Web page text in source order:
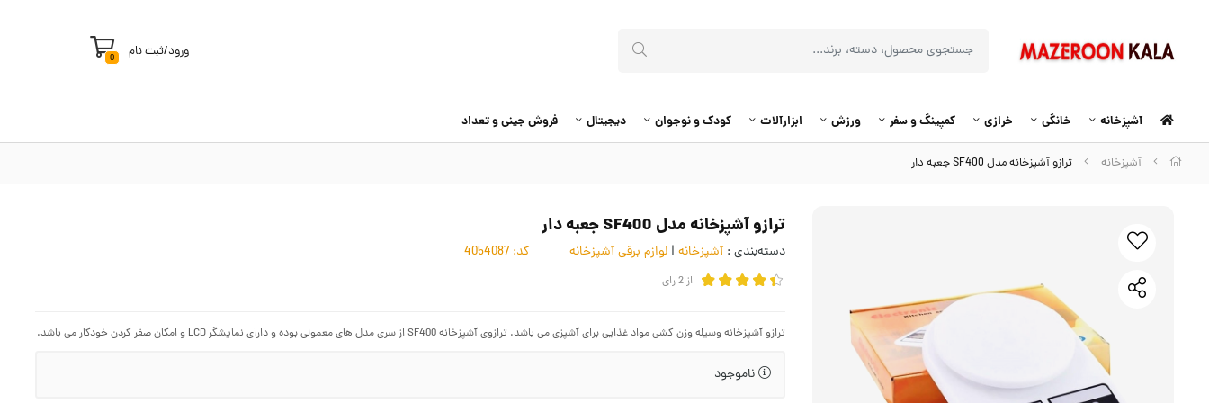
ورود/ثبت نام 0
آشپزخانه خانگی خرازی کمپینگ و سفر ورزش ابزارآلات کودک و نوجوان دیجیتال فروش جینی و تعداد
آشپزخانه ترازو آشپزخانه مدل SF400 جعبه دار
ترازو آشپزخانه مدل SF400 جعبه دار
دسته‌بندی : آشپزخانه | لوازم برقی آشپزخانه کد:
از 2رای
ترازو آشپزخانه وسیله وزن کشی مواد غذایی برای آشپزی می باشد. ترازوی آشپزخانه SF400 از سری مدل های معمولی بوده و دارای نمایشگر LCD و امکان صفر کردن خودکار می باشد.
ناموجود